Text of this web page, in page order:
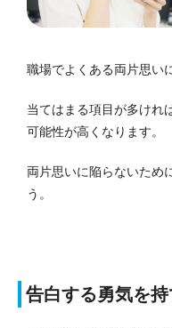
職場でよくある両片思い
当てはまる項目が多けれ
可能性が高くなります。
両片思いに陥らないため
う。
告白する勇気を